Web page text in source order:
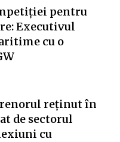
pentru
Executivul
cu o
reținut în
de sectorul
cu